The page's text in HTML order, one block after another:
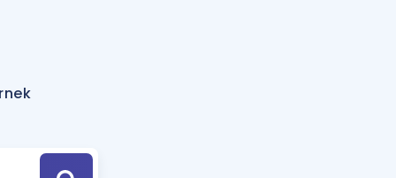
Hesaplama Aracı
için Öneriler
Tek Takvimde